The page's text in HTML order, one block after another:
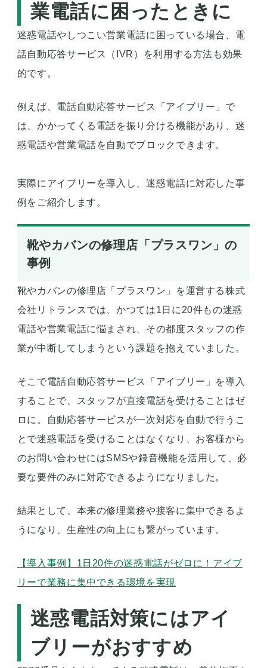
業電話に困ったときに
迷惑電話やしつこい営業電話に困っている場合、電
話自動応答サービス（IVR）を利用する方法も効果
的です。
例えば、電話自動応答サービス「アイブリー」で
は、かかってくる電話を振り分ける機能があり、迷
惑電話や営業電話を自動でブロックできます。
実際にアイブリーを導入し、迷惑電話に対応した事
例をご紹介します。
靴やカバンの修理店「プラスワン」の
事例
靴やカバンの修理店「プラスワン」を運営する株式
会社リトランスでは、かつては1日に20件もの迷惑
電話や営業電話に悩まされ、その都度スタッフの作
業が中断してしまうという課題を抱えていました。
そこで電話自動応答サービス「アイブリー」を導入
することで、スタッフが直接電話を受けることはゼ
ロに。自動応答サービスが一次対応を自動で行うこ
とで迷惑電話を受けることはなくなり、お客様から
のお問い合わせにはSMSや録音機能を活用して、必
要な要件のみに対応できるようになりました。
結果として、本来の修理業務や接客に集中できるよ
うになり、生産性の向上にも繋がっています。
【導入事例】1日20件の迷惑電話がゼロに！アイブ
リーで業務に集中できる環境を実現
迷惑電話対策にはアイ
ブリーがおすすめ